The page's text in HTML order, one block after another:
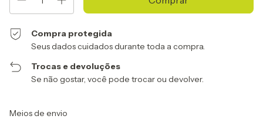
Compra protegida
Seus dados cuidados durante toda a compra.
Trocas e devoluções
Se não gostar, você pode trocar ou devolver.
Entregas para o CEP:
Meios de envio